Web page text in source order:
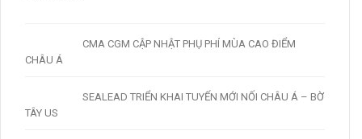
CMA CGM CẬP NHẬT PHỤ PHÍ MÙA CAO ĐIỂM
CHÂU Á
SEALEAD TRIỂN KHAI TUYẾN MỚI NỐI CHÂU Á – BỜ
TÂY US